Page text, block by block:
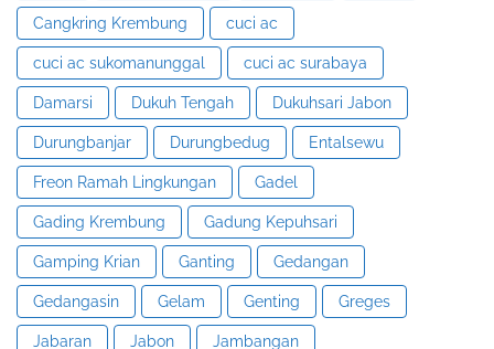
Cangkring Krembung cuci ac
cuci ac sukomanunggal cuci ac surabaya
Damarsi Dukuh Tengah Dukuhsari Jabon
Durungbanjar Durungbedug Entalsewu
Freon Ramah Lingkungan Gadel
Gading Krembung Gadung Kepuhsari
Gamping Krian Ganting Gedangan
Gedangasin Gelam Genting Greges
Jabaran Jabon Jambangan